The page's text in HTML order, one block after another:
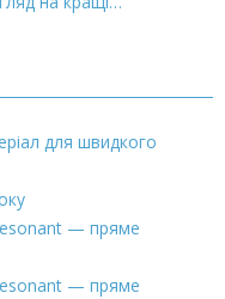
для швидкого
— пряме
— пряме